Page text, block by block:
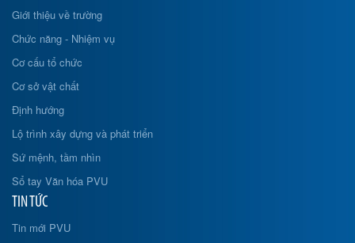
Giới thiệu về trường
Chức năng - Nhiệm vụ
Cơ cấu tổ chức
Cơ sở vật chất
Định hướng
Lộ trình xây dựng và phát triển
Sứ mệnh, tầm nhìn
Sổ tay Văn hóa PVU
TIN TỨC
Tin mới PVU